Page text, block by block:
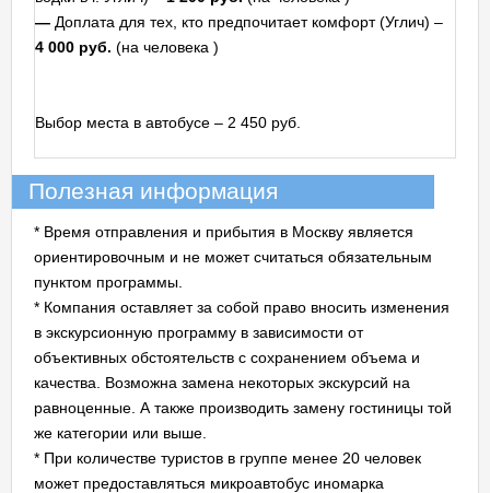
— Доплата для тех, кто предпочитает комфорт (Углич) –
4 000 руб. (на человека )
Выбор места в автобусе – 2 450 руб.
Полезная информация
* Время отправления и прибытия в Москву является
ориентировочным и не может считаться обязательным
пунктом программы.
* Компания оставляет за собой право вносить изменения
в экскурсионную программу в зависимости от
объективных обстоятельств с сохранением объема и
качества. Возможна замена некоторых экскурсий на
равноценные. А также производить замену гостиницы той
же категории или выше.
* При количестве туристов в группе менее 20 человек
может предоставляться микроавтобус иномарка